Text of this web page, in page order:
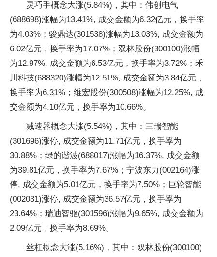
灵巧手概念大涨(5.84%)，其中：伟创电气
(688698)涨幅为13.41%, 成交金额为6.32亿元，换手率
为4.03%；骏鼎达(301538)涨幅为13.03%, 成交金额为
6.02亿元，换手率为17.07%；双林股份(300100)涨幅
为12.97%, 成交金额为6.53亿元，换手率为3.72%；禾
川科技(688320)涨幅为12.51%, 成交金额为3.84亿元，
换手率为6.31%；维宏股份(300508)涨幅为12.25%, 成
交金额为4.10亿元，换手率为10.66%。
减速器概念大涨(5.54%)，其中：三瑞智能
(301696)涨停, 成交金额为11.71亿元，换手率为
30.88%；绿的谐波(688017)涨幅为16.37%, 成交金额
为39.81亿元，换手率为7.67%；宁波东力(002164)涨
停, 成交金额为5.01亿元，换手率为7.50%；巨轮智能
(002031)涨停, 成交金额为36.57亿元，换手率为
23.64%；瑞迪智驱(301596)涨幅为9.65%, 成交金额为
2.09亿元，换手率为8.69%。
丝杠概念大涨(5.16%)，其中：双林股份(300100)